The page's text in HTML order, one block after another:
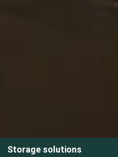
Storage solutions